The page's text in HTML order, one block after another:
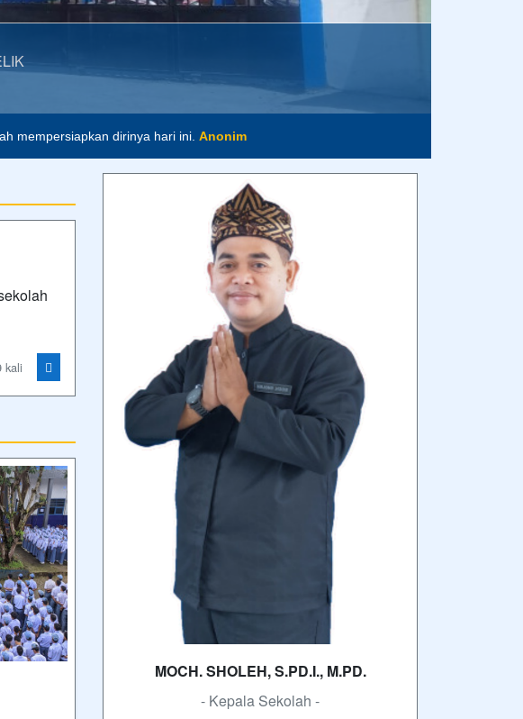
mempersiapkan dirinya hari ini. Anonim
kali
MOCH. SHOLEH, S.PD.I., M.PD.
- Kepala Sekolah -